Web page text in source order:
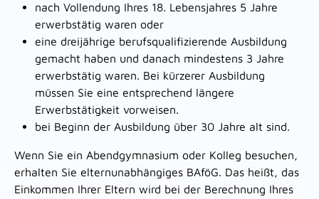
nach Vollendung Ihres 18. Lebensjahres 5 Jahre
erwerbstätig waren oder
eine dreijährige berufsqualifizierende Ausbildung
gemacht haben und danach mindestens 3 Jahre
erwerbstätig waren. Bei kürzerer Ausbildung
müssen Sie eine entsprechend längere
Erwerbstätigkeit vorweisen.
bei Beginn der Ausbildung über 30 Jahre alt sind.
Wenn Sie ein Abendgymnasium oder Kolleg besuchen,
erhalten Sie elternunabhängiges BAföG. Das heißt, das
Einkommen Ihrer Eltern wird bei der Berechnung Ihres